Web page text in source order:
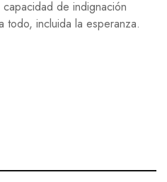
de indignación
incluida la esperanza.